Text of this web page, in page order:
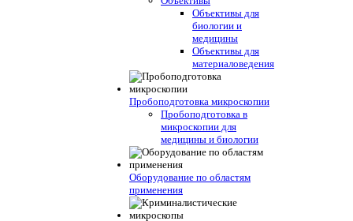
Объективы для
биологии и
медицины
Объективы для
материаловедения
Пробоподготовка микроскопии
Пробоподготовка в
микроскопии для
медицины и биологии
Оборудование по областям
применения